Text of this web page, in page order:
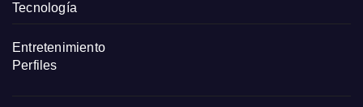
Tecnología
Entretenimiento
Perfiles